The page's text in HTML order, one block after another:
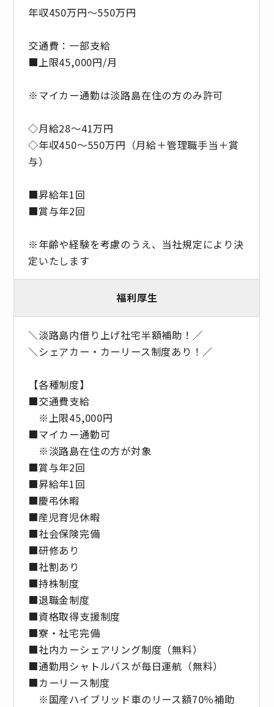
年収450万円～550万円
交通費：一部支給
■上限45,000円/月
※マイカー通勤は淡路島在住の方のみ許可
◇月給28～41万円
◇年収450～550万円（月給＋管理職手当＋賞
与）
■昇給年1回
■賞与年2回
※年齢や経験を考慮のうえ、当社規定により決
定いたします
福利厚生
＼淡路島内借り上げ社宅半額補助！／
＼シェアカー・カーリース制度あり！／
【各種制度】
■交通費支給
※上限45,000円
■マイカー通勤可
※淡路島在住の方が対象
■賞与年2回
■昇給年1回
■慶弔休暇
■産児育児休暇
■社会保険完備
■研修あり
■社割あり
■持株制度
■退職金制度
■資格取得支援制度
■寮・社宅完備
■社内カーシェアリング制度（無料）
■通勤用シャトルバスが毎日運航（無料）
■カーリース制度
※国産ハイブリッド車のリース額70％補助